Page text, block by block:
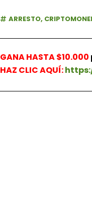
ARRESTO,
GANA HASTA $10.000
HAZ CLIC AQUÍ: